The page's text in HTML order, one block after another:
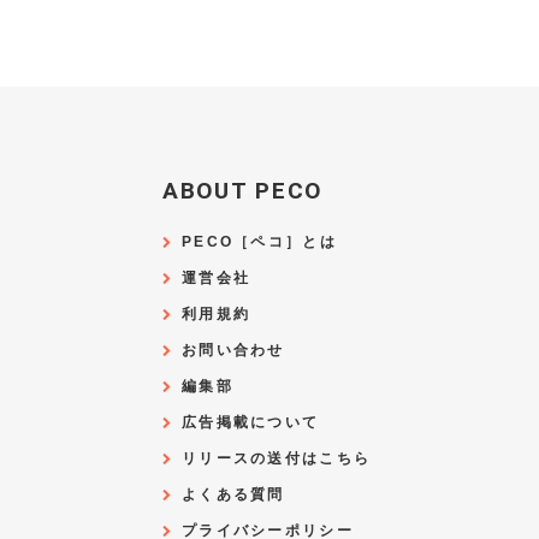
ABOUT PECO
PECO［ペコ］とは
運営会社
利用規約
お問い合わせ
編集部
広告掲載について
リリースの送付はこちら
よくある質問
プライバシーポリシー